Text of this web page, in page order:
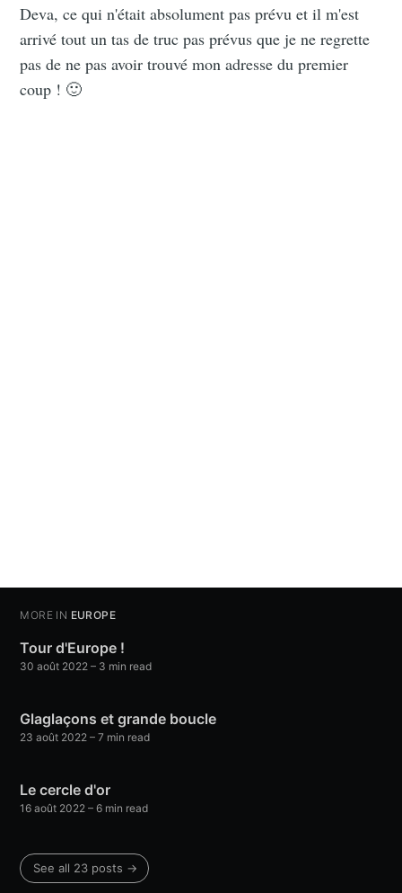
Deva, ce qui n'était absolument pas prévu et il m'est
arrivé tout un tas de truc pas prévus que je ne regrette
pas de ne pas avoir trouvé mon adresse du premier
coup ! 🙂
MORE IN EUROPE
Tour d'Europe !
30 août 2022 – 3 min read
Glaglaçons et grande boucle
23 août 2022 – 7 min read
Le cercle d'or
16 août 2022 – 6 min read
See all 23 posts →